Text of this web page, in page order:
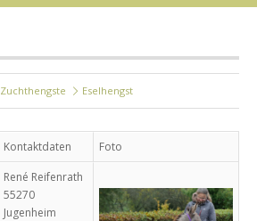
Zuchthengste Eselhengst
Kontaktdaten Foto
René Reifenrath
55270
Jugenheim